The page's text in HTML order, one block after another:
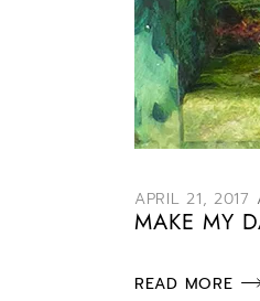
APRIL 21, 2017
MAKE MY
READ MORE